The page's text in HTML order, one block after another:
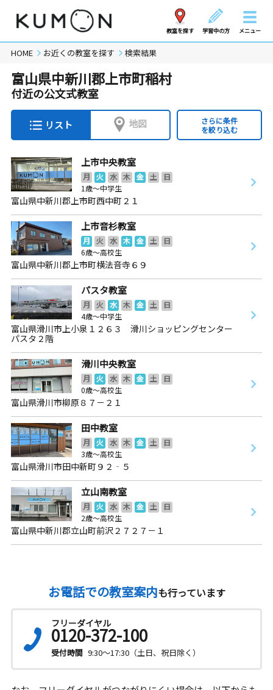
教室を探す 学習中の方 メニュー
HOME お近くの教室を探す 検索結果
富山県中新川郡上市町稲村
付近の公文式教室
リスト 地図
さらに条件
を絞り込む
上市中央教室
月 火 水 木 金 土
日
1歳～中学生
富山県中新川郡上市町西中町２１
上市音杉教室
月 火 水 木 金 土
日
6歳～高校生
富山県中新川郡上市町横法音寺６９
パスタ教室
月 火 水 木 金 土
日
4歳～中学生
富山県滑川市上小泉１２６３ 滑川ショッピングセンター
パスタ２階
滑川中央教室
月 火 水 木 金 土
日
0歳～高校生
富山県滑川市柳原８７－２１
田中教室
月 火 水 木 金 土
日
3歳～高校生
富山県滑川市田中新町９２‐５
立山南教室
月 火 水 木 金 土
日
2歳～高校生
富山県中新川郡立山町前沢２７２７－１
お電話での教室案内も行っています
フリーダイヤル
0120-372-100
受付時間 9:30～17:30（土日、祝日除く）